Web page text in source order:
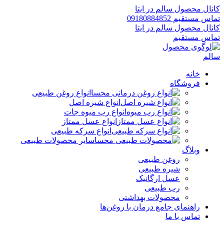
کانال محصول سالم در ایتا
تماس مستقیم 09180884852
کانال محصول سالم در ایتا
تماس مستقیم
خانه
فروشگاه
انواع روغن طبیعی
انواع شیره اصل
انواع رب میوه جات
انواع عسل ممتاز
انواع سرکه طبیعی
سایر محصولات طبیعی
وبلاگ
روغن طبیعی
شیره طبیعی
عسل ارگانیک
رب طبیعی
محصولات بهداشتی
راهنمای جامع درمان با روغن‌ها
تماس با ما